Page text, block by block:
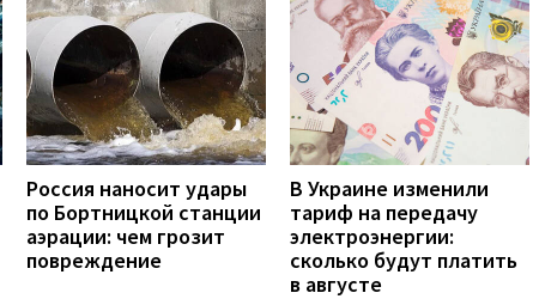
Россия наносит удары
по Бортницкой станции
аэрации: чем грозит
повреждение
В Украине изменили
тариф на передачу
электроэнергии:
сколько будут платить
в августе